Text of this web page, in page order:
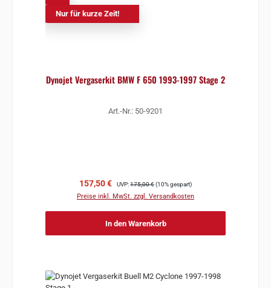
Nur für kurze Zeit!
Dynojet Vergaserkit BMW F 650 1993-1997 Stage 2
Art.-Nr.: 50-9201
Verkaufspreis:
157,50 € Regulärer Preis:
UVP:175,00 €(10% gespart)
Preise inkl. MwSt. zzgl. Versandkosten
In den Warenkorb